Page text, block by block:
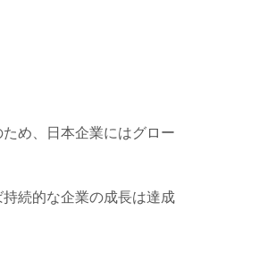
め、日本企業にはグロー
続的な企業の成長は達成